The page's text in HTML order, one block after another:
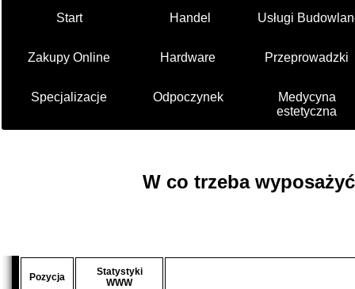
Start Handel Usługi
Zakupy Online Hardware Przeprowadzki
Specjalizacje Odpoczynek
Medycyna
estetyczna
W co trzeba
Pozycja
Statystyki
WWW